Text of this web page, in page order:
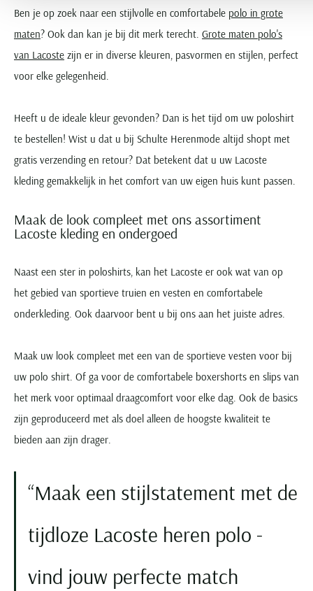
Ben je op zoek naar een stijlvolle en comfortabele polo in grote
maten? Ook dan kan je bij dit merk terecht. Grote maten polo's
van Lacoste zijn er in diverse kleuren, pasvormen en stijlen, perfect
voor elke gelegenheid.
Heeft u de ideale kleur gevonden? Dan is het tijd om uw poloshirt
te bestellen! Wist u dat u bij Schulte Herenmode altijd shopt met
gratis verzending en retour? Dat betekent dat u uw Lacoste
kleding gemakkelijk in het comfort van uw eigen huis kunt passen.
Maak de look compleet met ons assortiment
Lacoste kleding en ondergoed
Naast een ster in poloshirts, kan het Lacoste er ook wat van op
het gebied van sportieve truien en vesten en comfortabele
onderkleding. Ook daarvoor bent u bij ons aan het juiste adres.
Maak uw look compleet met een van de sportieve vesten voor bij
uw polo shirt. Of ga voor de comfortabele boxershorts en slips van
het merk voor optimaal draagcomfort voor elke dag. Ook de basics
zijn geproduceerd met als doel alleen de hoogste kwaliteit te
bieden aan zijn drager.
Maak een stijlstatement met de
tijdloze Lacoste heren polo -
vind jouw perfecte match